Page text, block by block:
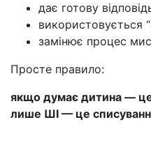
дає готову
використовується
замінює процес
Просте правило:
якщо думає дитина —
лише ШІ — це